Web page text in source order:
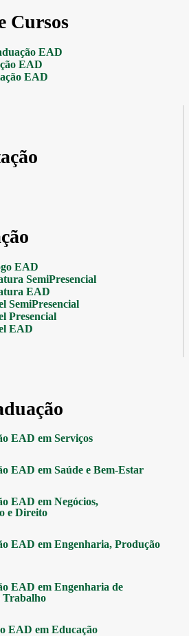
Cursos
EAD
EAD
EAD
EAD
SemiPresencial
EAD
SemiPresencial
Presencial
EAD
EAD em Serviços
EAD em Saúde e Bem-Estar
EAD em Negócios,
e Direito
EAD em Engenharia, Produção
EAD em Engenharia de
Trabalho
EAD em Educação